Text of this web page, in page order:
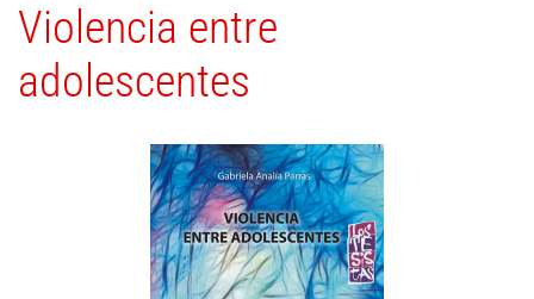
Violencia entre
adolescentes